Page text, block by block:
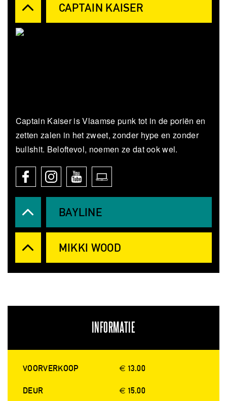
CAPTAIN KAISER
Captain Kaiser is Vlaamse punk tot in de poriën en
zetten zalen in het zweet, zonder hype en zonder
bullshit. Beloftevol, noemen ze dat ook wel.
BAYLINE
MIKKI WOOD
INFORMATIE
VOORVERKOOP € 13.00
DEUR € 15.00